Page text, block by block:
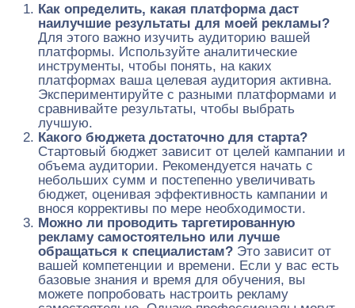
Как определить, какая платформа даст
наилучшие результаты для моей рекламы?
Для этого важно изучить аудиторию вашей
платформы. Используйте аналитические
инструменты, чтобы понять, на каких
платформах ваша целевая аудитория активна.
Экспериментируйте с разными платформами и
сравнивайте результаты, чтобы выбрать
лучшую.
Какого бюджета достаточно для старта?
Стартовый бюджет зависит от целей кампании и
объема аудитории. Рекомендуется начать с
небольших сумм и постепенно увеличивать
бюджет, оценивая эффективность кампании и
внося коррективы по мере необходимости.
Можно ли проводить таргетированную
рекламу самостоятельно или лучше
обращаться к специалистам? Это зависит от
вашей компетенции и времени. Если у вас есть
базовые знания и время для обучения, вы
можете попробовать настроить рекламу